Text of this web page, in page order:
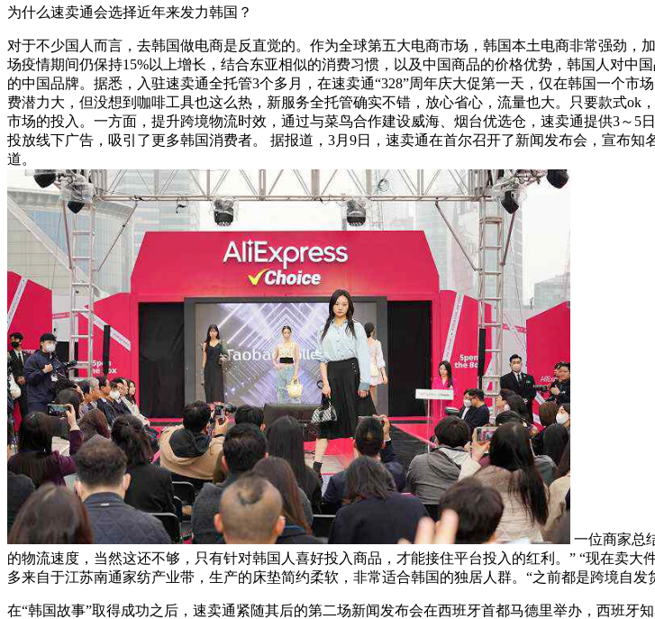
为什么速卖通会选择近年来发力韩国？
对于不少国人而言，去韩国做电商是反直觉的。作为全球第五大电商市场，韩国本土电商非常强劲
场疫情期间仍保持15%以上增长，结合东亚相似的消费习惯，以及中国商品的价格优势，韩国人对中
的中国品牌。据悉，入驻速卖通全托管3个多月，在速卖通“328”周年庆大促第一天，仅在韩国一个
费潜力大，但没想到咖啡工具也这么热，新服务全托管确实不错，放心省心，流量也大。只要款式ok
市场的投入。一方面，提升跨境物流时效，通过与菜鸟合作建设威海、烟台优选仓，速卖通提供3～
投放线下广告，吸引了更多韩国消费者。 据报道，3月9日，速卖通在首尔召开了新闻发布会，宣布
道。
一位商家总
的物流速度，当然这还不够，只有针对韩国人喜好投入商品，才能接住平台投入的红利。” “现在卖
多来自于江苏南通家纺产业带，生产的床垫简约柔软，非常适合韩国的独居人群。“之前都是跨境自
在“韩国故事”取得成功之后，速卖通紧随其后的第二场新闻发布会在西班牙首都马德里举办，西班牙